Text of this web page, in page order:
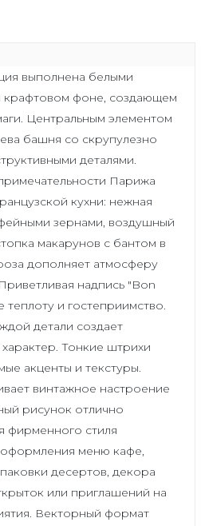
выполнена белыми
крафтовом фоне, создающем
Центральным элементом
башня со скрупулезно
деталями.
Парижа
кухни: нежная
зернами, воздушный
макарунов с бантом в
дополняет атмосферу
надпись "Bon
и гостеприимство.
детали создает
Тонкие штрихи
акценты и текстуры.
винтажное настроение
рисунок отлично
фирменного стиля
оформления меню кафе,
десертов, декора
или приглашений на
Векторный формат